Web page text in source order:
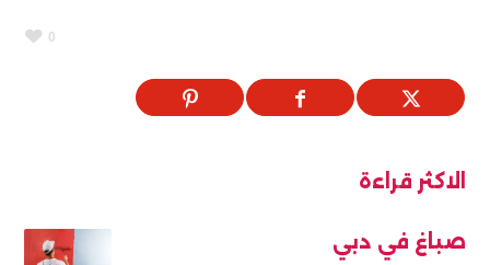
0
الاكثر قراءة
صباغ في دبي